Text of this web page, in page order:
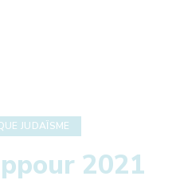
JUDAÏSME
2021